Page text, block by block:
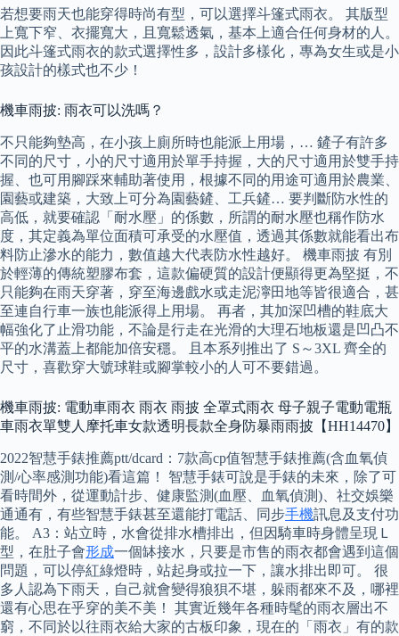
若想要雨天也能穿得時尚有型，可以選擇斗篷式雨衣。 其版型
上寬下窄、衣擺寬大，且寬鬆透氣，基本上適合任何身材的人。
因此斗篷式雨衣的款式選擇性多，設計多樣化，專為女生或是小
孩設計的樣式也不少！
機車雨披: 雨衣可以洗嗎？
不只能夠墊高，在小孩上廁所時也能派上用場，… 鏟子有許多
不同的尺寸，小的尺寸適用於單手持握，大的尺寸適用於雙手持
握、也可用腳踩來輔助著使用，根據不同的用途可適用於農業、
園藝或建築，大致上可分為園藝鏟、工兵鏟… 要判斷防水性的
高低，就要確認「耐水壓」的係數，所謂的耐水壓也稱作防水
度，其定義為單位面積可承受的水壓值，透過其係數就能看出布
料防止滲水的能力，數值越大代表防水性越好。 機車雨披 有別
於輕薄的傳統塑膠布套，這款偏硬質的設計便顯得更為堅挺，不
只能夠在雨天穿著，穿至海邊戲水或走泥濘田地等皆很適合，甚
至連自行車一族也能派得上用場。 再者，其加深凹槽的鞋底大
幅強化了止滑功能，不論是行走在光滑的大理石地板還是凹凸不
平的水溝蓋上都能加倍安穩。 且本系列推出了 S～3XL 齊全的
尺寸，喜歡穿大號球鞋或腳掌較小的人可不要錯過。
機車雨披: 電動車雨衣 雨衣 雨披 全罩式雨衣 母子親子電動電瓶
車雨衣單雙人摩托車女款透明長款全身防暴雨雨披【HH14470】
2022智慧手錶推薦ptt/dcard：7款高cp值智慧手錶推薦(含血氧偵
測/心率感測功能)看這篇！ 智慧手錶可說是手錶的未來，除了可
看時間外，從運動計步、健康監測(血壓、血氧偵測)、社交娛樂
通通有，有些智慧手錶甚至還能打電話、同步手機訊息及支付功
能。 A3：站立時，水會從排水槽排出，但因騎車時身體呈現Ｌ
型，在肚子會形成一個缽接水，只要是市售的雨衣都會遇到這個
問題，可以停紅綠燈時，站起身或拉一下，讓水排出即可。 很
多人認為下雨天，自己就會變得狼狽不堪，躲雨都來不及，哪裡
還有心思在乎穿的美不美！ 其實近幾年各種時髦的雨衣層出不
窮，不同於以往雨衣給大家的古板印象，現在的「雨衣」有的款